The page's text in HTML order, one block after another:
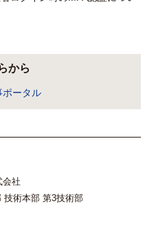
から
ータル
会社
技術本部 第3技術部